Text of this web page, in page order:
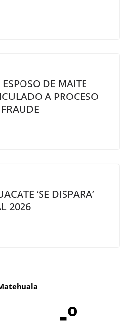
DE MAITE
A PROCESO
‘SE DISPARA’
2026